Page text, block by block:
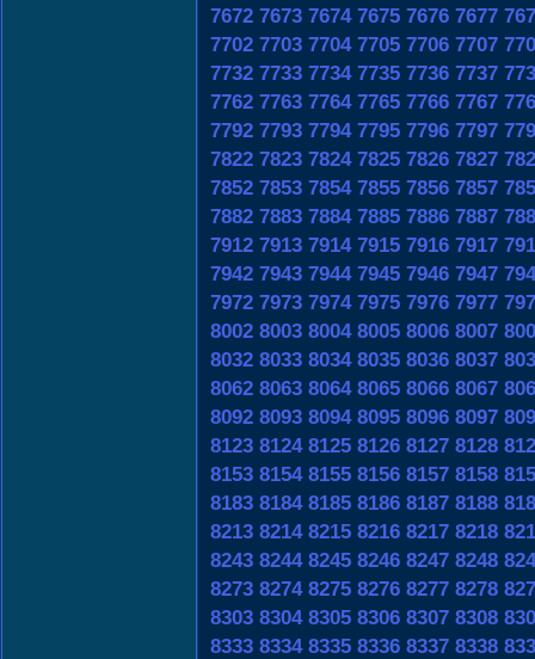
7672 7673 7674 7675 7676 7677
7702 7703 7704 7705 7706 7707
7732 7733 7734 7735 7736 7737
7762 7763 7764 7765 7766 7767
7792 7793 7794 7795 7796 7797
7822 7823 7824 7825 7826 7827
7852 7853 7854 7855 7856 7857
7882 7883 7884 7885 7886 7887
7912 7913 7914 7915 7916 7917
7942 7943 7944 7945 7946 7947
7972 7973 7974 7975 7976 7977
8002 8003 8004 8005 8006 8007
8032 8033 8034 8035 8036 8037
8062 8063 8064 8065 8066 8067
8092 8093 8094 8095 8096 8097
8123 8124 8125 8126 8127 8128
8153 8154 8155 8156 8157 8158
8183 8184 8185 8186 8187 8188
8213 8214 8215 8216 8217 8218
8243 8244 8245 8246 8247 8248
8273 8274 8275 8276 8277 8278
8303 8304 8305 8306 8307 8308
8333 8334 8335 8336 8337 8338